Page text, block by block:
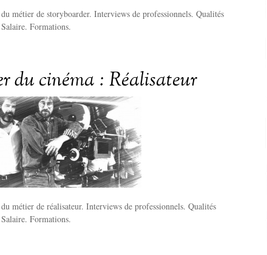
métier de storyboarder. Interviews de professionnels. Qualités
Salaire. Formations.
du cinéma : Réalisateur
métier de réalisateur. Interviews de professionnels. Qualités
Salaire. Formations.